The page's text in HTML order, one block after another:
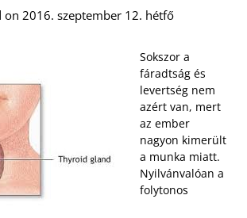
on 2016. szeptember 12. hétfő
Sokszor a
fáradtság és
levertség nem
azért van, mert
az ember
nagyon kimerült
a munka miatt.
Nyilvánvalóan a
folytonos